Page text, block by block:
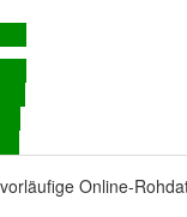
Online-